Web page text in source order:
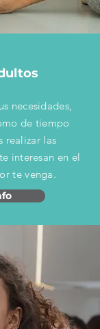
necesidades,
de tiempo
realizar las
interesan en el
te venga.